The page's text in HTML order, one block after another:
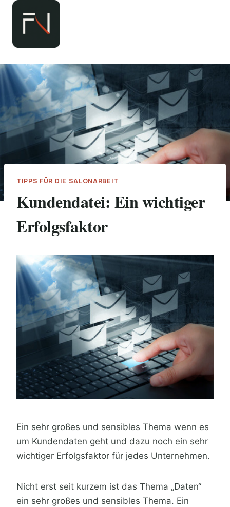
Zum
springen
TIPPS FÜR DIE SALONARBEIT
Kundendatei: Ein wichtiger
Erfolgsfaktor
Ein sehr großes und sensibles Thema wenn es
um Kundendaten geht und dazu noch ein sehr
wichtiger Erfolgsfaktor für jedes Unternehmen.
Nicht erst seit kurzem ist das Thema „Daten“
ein sehr großes und sensibles Thema. Ein